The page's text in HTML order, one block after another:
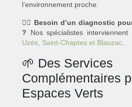
l’environnement proche.
👷‍♂️ Besoin d’un diagnostic
? Nos spécialistes interviennent
Uzès, Saint-Chaptes et Blauzac.
🌱 Des Services
Complémentaires
Espaces Verts